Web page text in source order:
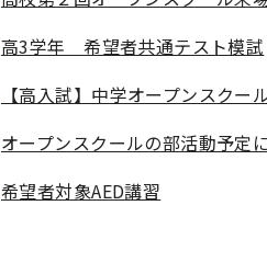
高3学年 希望者共通テスト模試
【高入試】中学オープンスク
オープンスクールの部活動予定
希望者対象AED講習